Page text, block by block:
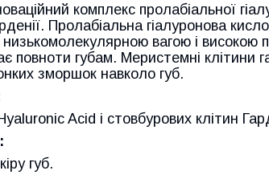
комплекс пролабіальної
Пролабіальна гіалуронова
низькомолекулярною вагою і
повноти губам. Меристемні клітини
зморшок навколо губ.
Acid і стовбурових клітин
губ.